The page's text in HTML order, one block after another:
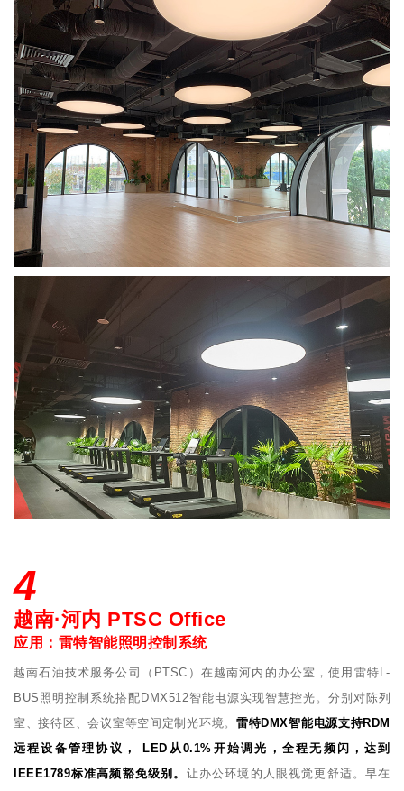
4
越南·河内 PTSC Office
应用：雷特智能照明控制系统
越南石油技术服务公司（PTSC）在越南河内的办公室，使用雷特L-
BUS照明控制系统搭配DMX512智能电源实现智慧控光。分别对陈列
室、接待区、会议室等空间定制光环境。 雷特DMX智能电源支持RDM
远程设备管理协议， LED从0.1%开始调光，全程无频闪，达到
IEEE1789标准高频豁免级别。 让办公环境的人眼视觉更舒适。早在